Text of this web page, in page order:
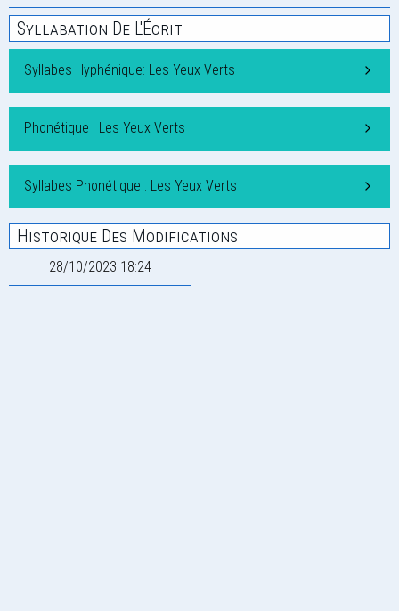
Syllabation De L'Écrit
Syllabes Hyphénique: Les Yeux Verts
Phonétique : Les Yeux Verts
Syllabes Phonétique : Les Yeux Verts
Historique Des Modifications
28/10/2023 18:24